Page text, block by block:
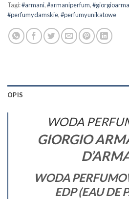
Tagi:#armani,#armaniperfum,
#perfumydamskie,#perfumyunikatowe
OPIS
WODA
GIORGIO
WODA
EDP (EAU DE